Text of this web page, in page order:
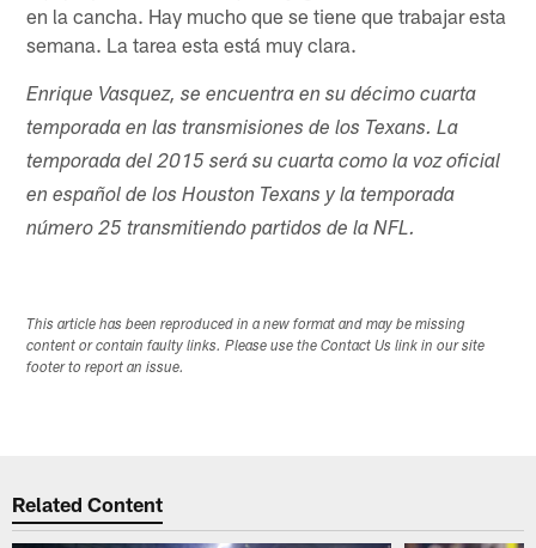
en la cancha. Hay mucho que se tiene que trabajar esta
semana. La tarea esta está muy clara.
Enrique Vasquez, se encuentra en su décimo cuarta
temporada en las transmisiones de los Texans. La
temporada del 2015 será su cuarta como la voz oficial
en español de los Houston Texans y la temporada
número 25 transmitiendo partidos de la NFL.
This article has been reproduced in a new format and may be missing
content or contain faulty links. Please use the Contact Us link in our site
footer to report an issue.
Related Content